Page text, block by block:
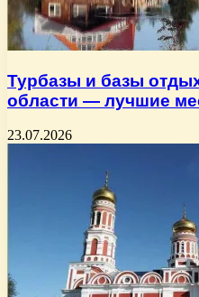
Турбазы и базы
области — лучшие
23.07.2026